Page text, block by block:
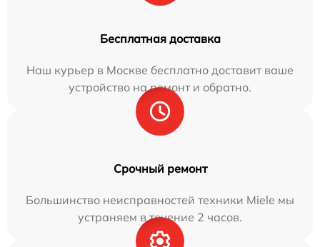
Бесплатная доставка
Наш курьер в Москве бесплатно доставит ваше
устройство на ремонт и обратно.
Срочный ремонт
Большинство неисправностей техники Miele мы
устраняем в течение 2 часов.